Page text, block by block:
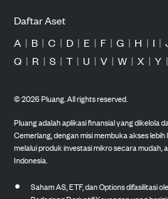
Daftar Aset
A | B | C | D | E | F | G | H | I |
Q | R | S | T | U | V | W | X | Y |
©2026Pluang. All rights reserved.
Pluang adalah aplikasi finansial yang dikelola
Cemerlang, dengan misi membuka akses
melalui produk investasi mikro secara
Indonesia.
Saham AS, ETF, dan Options difasilitasi